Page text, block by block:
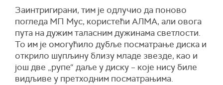
Заинтригирани, тим је одлучио да поново
погледа МП Мус, користећи АЛМА, али овога
пута на дужим таласним дужинама светлости.
То им је омогућило дубље посматрање диска и
открило шупљину близу младе звезде, као и
још две „рупе“ даље у диску – које нису биле
видљиве у претходним посматрањима.